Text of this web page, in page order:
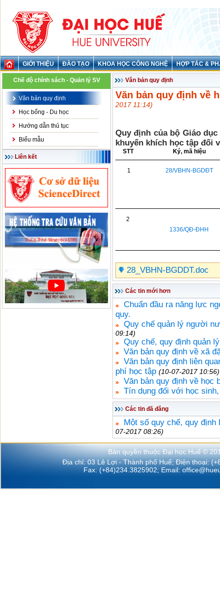
GIỚI THIỆU ĐÀO TẠO KHOA HỌC CÔNG NGHỆ HỢP TÁC &
Chế độ chính sách - Quản lý SV
Văn bản quy định
Học bổng - Du học
Hướng dẫn thủ tục
Biểu mẫu
Liên kết
Văn bản quy định
Văn bản quy định về
2017 11:14)
Quy định của bộ Giáo
khuyến khích học tập đối
STT Ký, mã hiệu
1 28/VBHN-BGDĐT
2
1336/QĐ-ĐHH
28_VBHN-BGDDT.doc
Các tin mới hơn
Chuẩn đầu ra năng lực
quy.
Quy chế quản lý người
09:14)
Quy chế, quy định quản
Văn bản quy định về xã
Văn bản quy định liên
phí học tập (10-07-2017 10:56)
Văn bản quy định về học
Tín dụng đối với học
Các tin đã đăng
Một số quy chế, quy định
07-2017 08:26)
Bản quyền thuộc Đại học Huế ©
Địa chỉ: 03 Lê Lợi - Thành phố Huế; Điện thoại:
Fax: (+84)234.3825902; Email: